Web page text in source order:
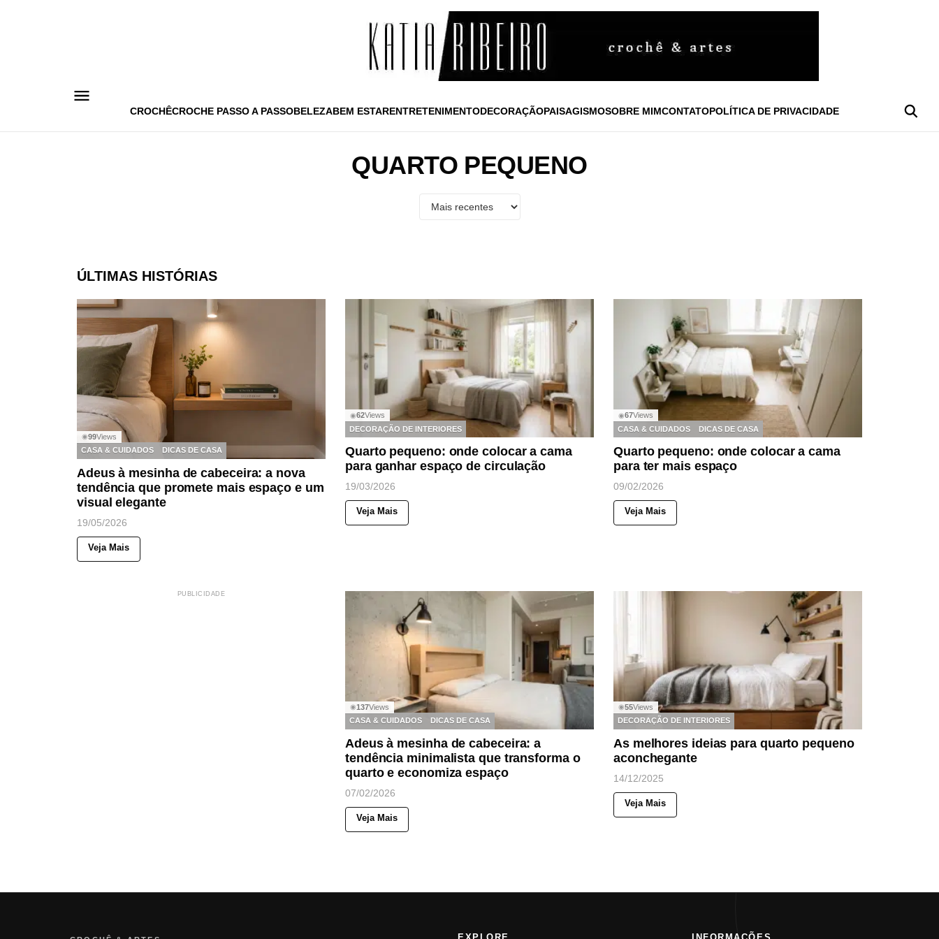
CROCHÊCROCHE PASSO A PASSOBELEZABEM ESTARENTRETENIMENTODECORAÇÃOPAISAGISMOSOBRE MIMCONTATOPOLÍTICA DE PRIVACIDADE
QUARTO PEQUENO
ÚLTIMAS HISTÓRIAS
◉99Views
CASA & CUIDADOS
DICAS DE CASA
Adeus à mesinha de cabeceira: a nova
tendência que promete mais espaço e um
visual elegante
19/05/2026
Veja Mais
◉62Views
DECORAÇÃO DE INTERIORES
Quarto pequeno: onde colocar a cama
para ganhar espaço de circulação
19/03/2026
Veja Mais
◉67Views
CASA & CUIDADOS
DICAS DE CASA
Quarto pequeno: onde colocar a cama
para ter mais espaço
09/02/2026
Veja Mais
PUBLICIDADE
◉137Views
CASA & CUIDADOS
DICAS DE CASA
Adeus à mesinha de cabeceira: a
tendência minimalista que transforma o
quarto e economiza espaço
07/02/2026
Veja Mais
◉55Views
DECORAÇÃO DE INTERIORES
As melhores ideias para quarto pequeno
aconchegante
14/12/2025
Veja Mais